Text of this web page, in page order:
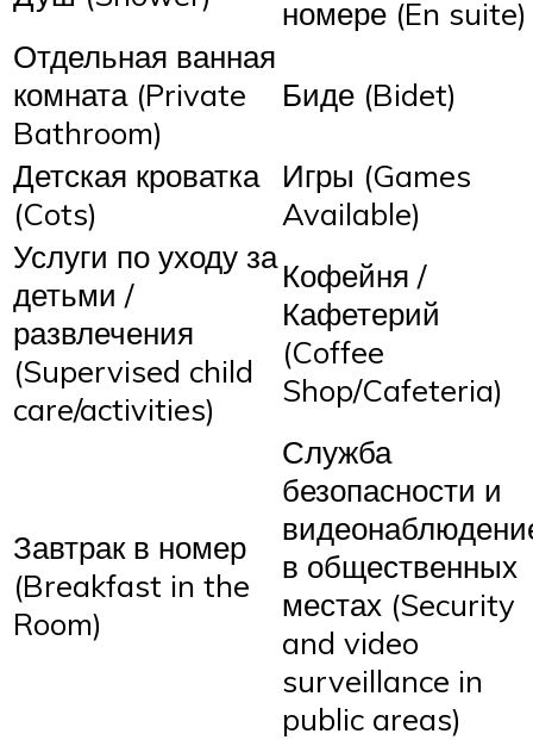
номере (En suite)
Отдельная ванная
комната (Private
Bathroom)
Биде (Bidet)
Детская кроватка
(Cots)
Игры (Games
Available)
Услуги по уходу за
детьми /
развлечения
(Supervised child
care/activities)
Кофейня /
Кафетерий
(Coffee
Shop/Cafeteria)
Завтрак в номер
(Breakfast in the
Room)
Служба
безопасности и
в общественных
местах (Security
and video
surveillance in
public areas)